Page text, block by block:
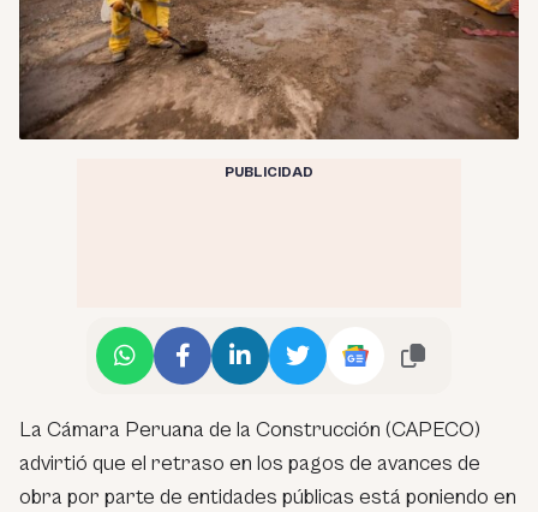
PUBLICIDAD
La Cámara Peruana de la Construcción (CAPECO)
advirtió que el retraso en los pagos de avances de
obra por parte de entidades públicas está poniendo en